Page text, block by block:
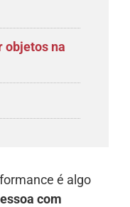
objetos na
é algo
com